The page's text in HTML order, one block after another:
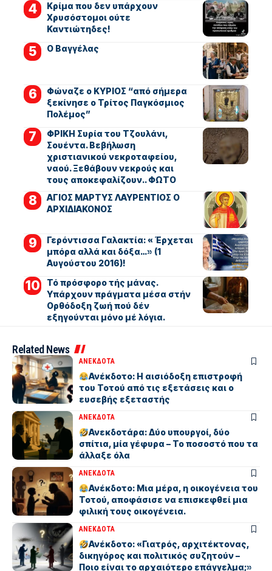
Κρίμα που δεν υπάρχουν
Χρυσόστομοι ούτε
Καντιώτηδες!
Ο Βαγγέλας
Φώναζε ο ΚΥΡΙΟΣ “από σήμερα
ξεκίνησε ο Τρίτος Παγκόσμιος
Πολέμος”
ΦΡΙΚΗ Συρία του Τζουλάνι,
Σουέντα. Βεβήλωση
χριστιανικού νεκροταφείου,
ναού. Ξεθάβουν νεκρούς και
τους αποκεφαλίζουν.. ΦΩΤΟ
ΑΓΙΟΣ ΜΑΡΤΥΣ ΛΑΥΡΕΝΤΙΟΣ Ο
ΑΡΧΙΔΙΑΚΟΝΟΣ
Γερόντισσα Γαλακτία: « Έρχεται
μπόρα αλλά και δόξα…» (1
Αυγούστου 2016)!
Τό πρόσφορο τής μάνας.
Υπάρχουν πράγματα μέσα στήν
Ορθόδοξη ζωή πού δέν
εξηγούνται μόνο μέ λόγια.
Related News
ΑΝΕΚΔΟΤΑ
Ανέκδοτο: Η αισιόδοξη επιστροφή
του Τοτού από τις εξετάσεις και ο
ευσεβής εξεταστής
ΑΝΕΚΔΟΤΑ
Ανεκδοτάρα: Δύο υπουργοί, δύο
σπίτια, μία γέφυρα – Το ποσοστό που τα
άλλαξε όλα
ΑΝΕΚΔΟΤΑ
Ανέκδοτο: Μια μέρα, η οικογένεια του
Τοτού, αποφάσισε να επισκεφθεί μια
φιλική τους οικογένεια.
ΑΝΕΚΔΟΤΑ
Ανέκδοτο: «Γιατρός, αρχιτέκτονας,
δικηγόρος και πολιτικός συζητούν –
Ποιο είναι το αρχαιότερο επάγγελμα;»